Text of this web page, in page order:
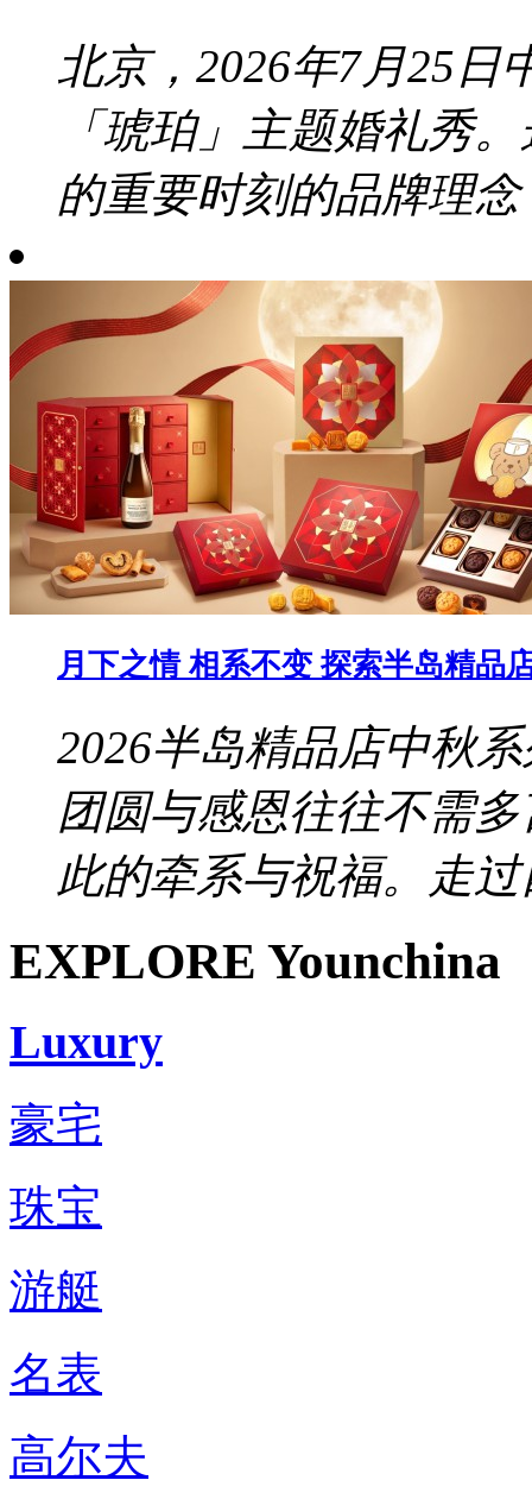
北京，2026年7月25日
「琥珀」主题婚礼秀
的重要时刻的品牌理念
月下之情 相系不变 探索半岛精品
2026半岛精品店中秋
团圆与感恩往往不需
此的牵系与祝福。走
EXPLORE Younchina
Luxury
豪宅
珠宝
游艇
名表
高尔夫